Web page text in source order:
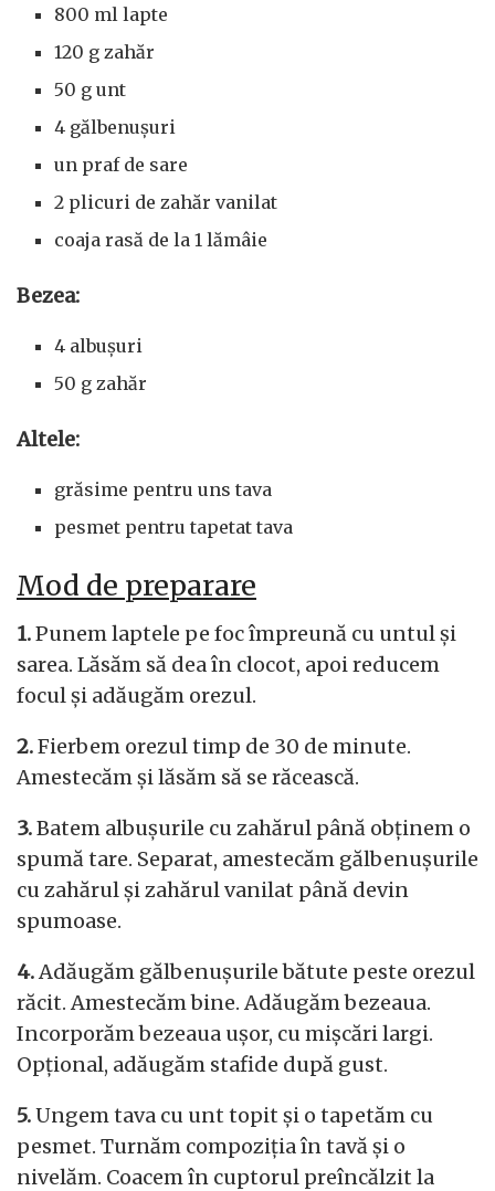
800 ml lapte
120 g zahăr
50 g unt
4 gălbenușuri
un praf de sare
2 plicuri de zahăr vanilat
coaja rasă de la 1 lămâie
Bezea:
4 albușuri
50 g zahăr
Altele:
grăsime pentru uns tava
pesmet pentru tapetat tava
Mod de preparare
1.Punem laptele pe foc împreună cu untul și
sarea. Lăsăm să dea în clocot, apoi reducem
focul și adăugăm orezul.
2.Fierbem orezul timp de 30 de minute.
Amestecăm și lăsăm să se răcească.
3.Batem albușurile cu zahărul până obținem o
spumă tare. Separat, amestecăm gălbenușurile
cu zahărul și zahărul vanilat până devin
spumoase.
4.Adăugăm gălbenușurile bătute peste orezul
răcit. Amestecăm bine. Adăugăm bezeaua.
Incorporăm bezeaua ușor, cu mișcări largi.
Opțional, adăugăm stafide după gust.
5.Ungem tava cu unt topit și o tapetăm cu
pesmet. Turnăm compoziția în tavă și o
nivelăm. Coacem în cuptorul preîncălzit la